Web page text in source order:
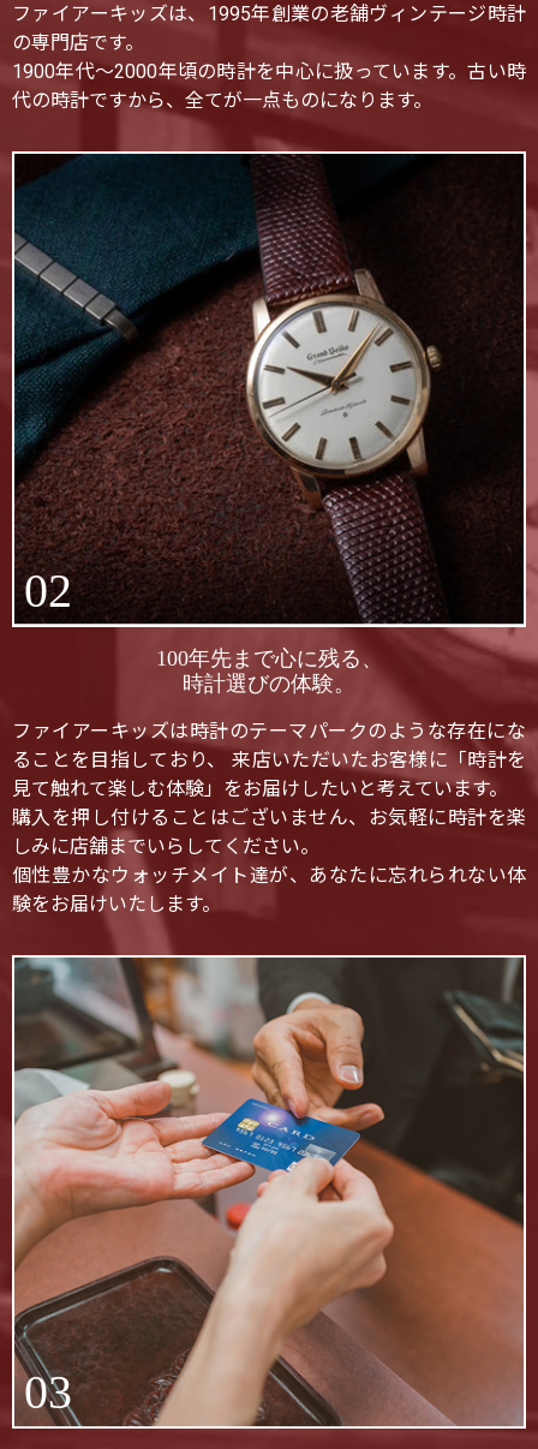
ファイアーキッズは、1995年創業の老舗ヴィンテージ時計
の専門店です。
1900年代〜2000年頃の時計を中心に扱っています。古い時
代の時計ですから、全てが一点ものになります。
02
100年先まで心に残る、
時計選びの体験。
ファイアーキッズは時計のテーマパークのような存在にな
ることを目指しており、 来店いただいたお客様に「時計を
見て触れて楽しむ体験」をお届けしたいと考えています。
購入を押し付けることはございません、お気軽に時計を楽
しみに店舗までいらしてください。
個性豊かなウォッチメイト達が、あなたに忘れられない体
験をお届けいたします。
03